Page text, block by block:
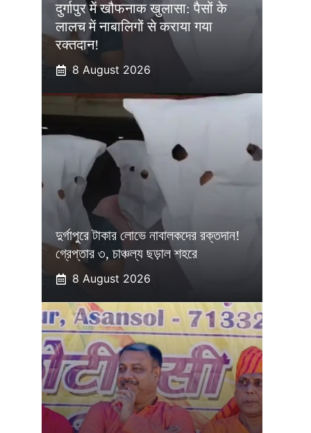
दुर्गापुर में खौफनाक खुलासा: पैसों के
लालच में नाबालिगों से कराया गया
रक्तदान!
8 August 2026
দুর্গাপুরে টাকার লোভে নাবালকদের রক্তদান!
গ্রেপ্তার ৩, চাঞ্চল্য ছড়াল শহরে
8 August 2026